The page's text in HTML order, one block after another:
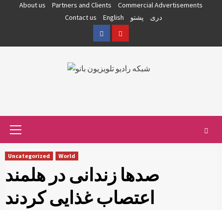
About us Partners and Clients
Commercial Advertisements
Contact us
English پشتو
دری
FacebookYouTube
Uncategorized World
صدها زندانی در هلمند
اعتصاب غذایی کردند